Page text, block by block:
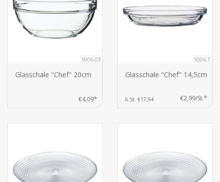
5006.03
Glasschale "Chef" 20cm
€4,09*
5006.T
Glasschale "Chef" 14,5cm
6 St. €17,94 €2,99/St.*